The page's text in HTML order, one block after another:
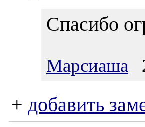
Спасибо
Марсиаша
+ добавить